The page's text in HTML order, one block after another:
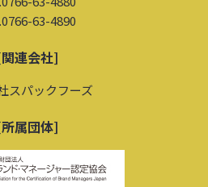
63-4890
連会社]
スパックフーズ
属団体]